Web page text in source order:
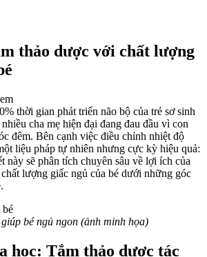
thảo dược với chất lượng
thời gian phát triển não bộ của trẻ sơ sinh
cha mẹ hiện đại đang đau đầu vì con
đêm. Bên cạnh việc điều chỉnh nhiệt độ
liệu pháp tự nhiên nhưng cực kỳ hiệu quả:
này sẽ phân tích chuyên sâu về lợi ích của
lượng giấc ngủ của bé dưới những góc
bé ngủ ngon (ảnh minh họa)
học: Tắm thảo dược tác